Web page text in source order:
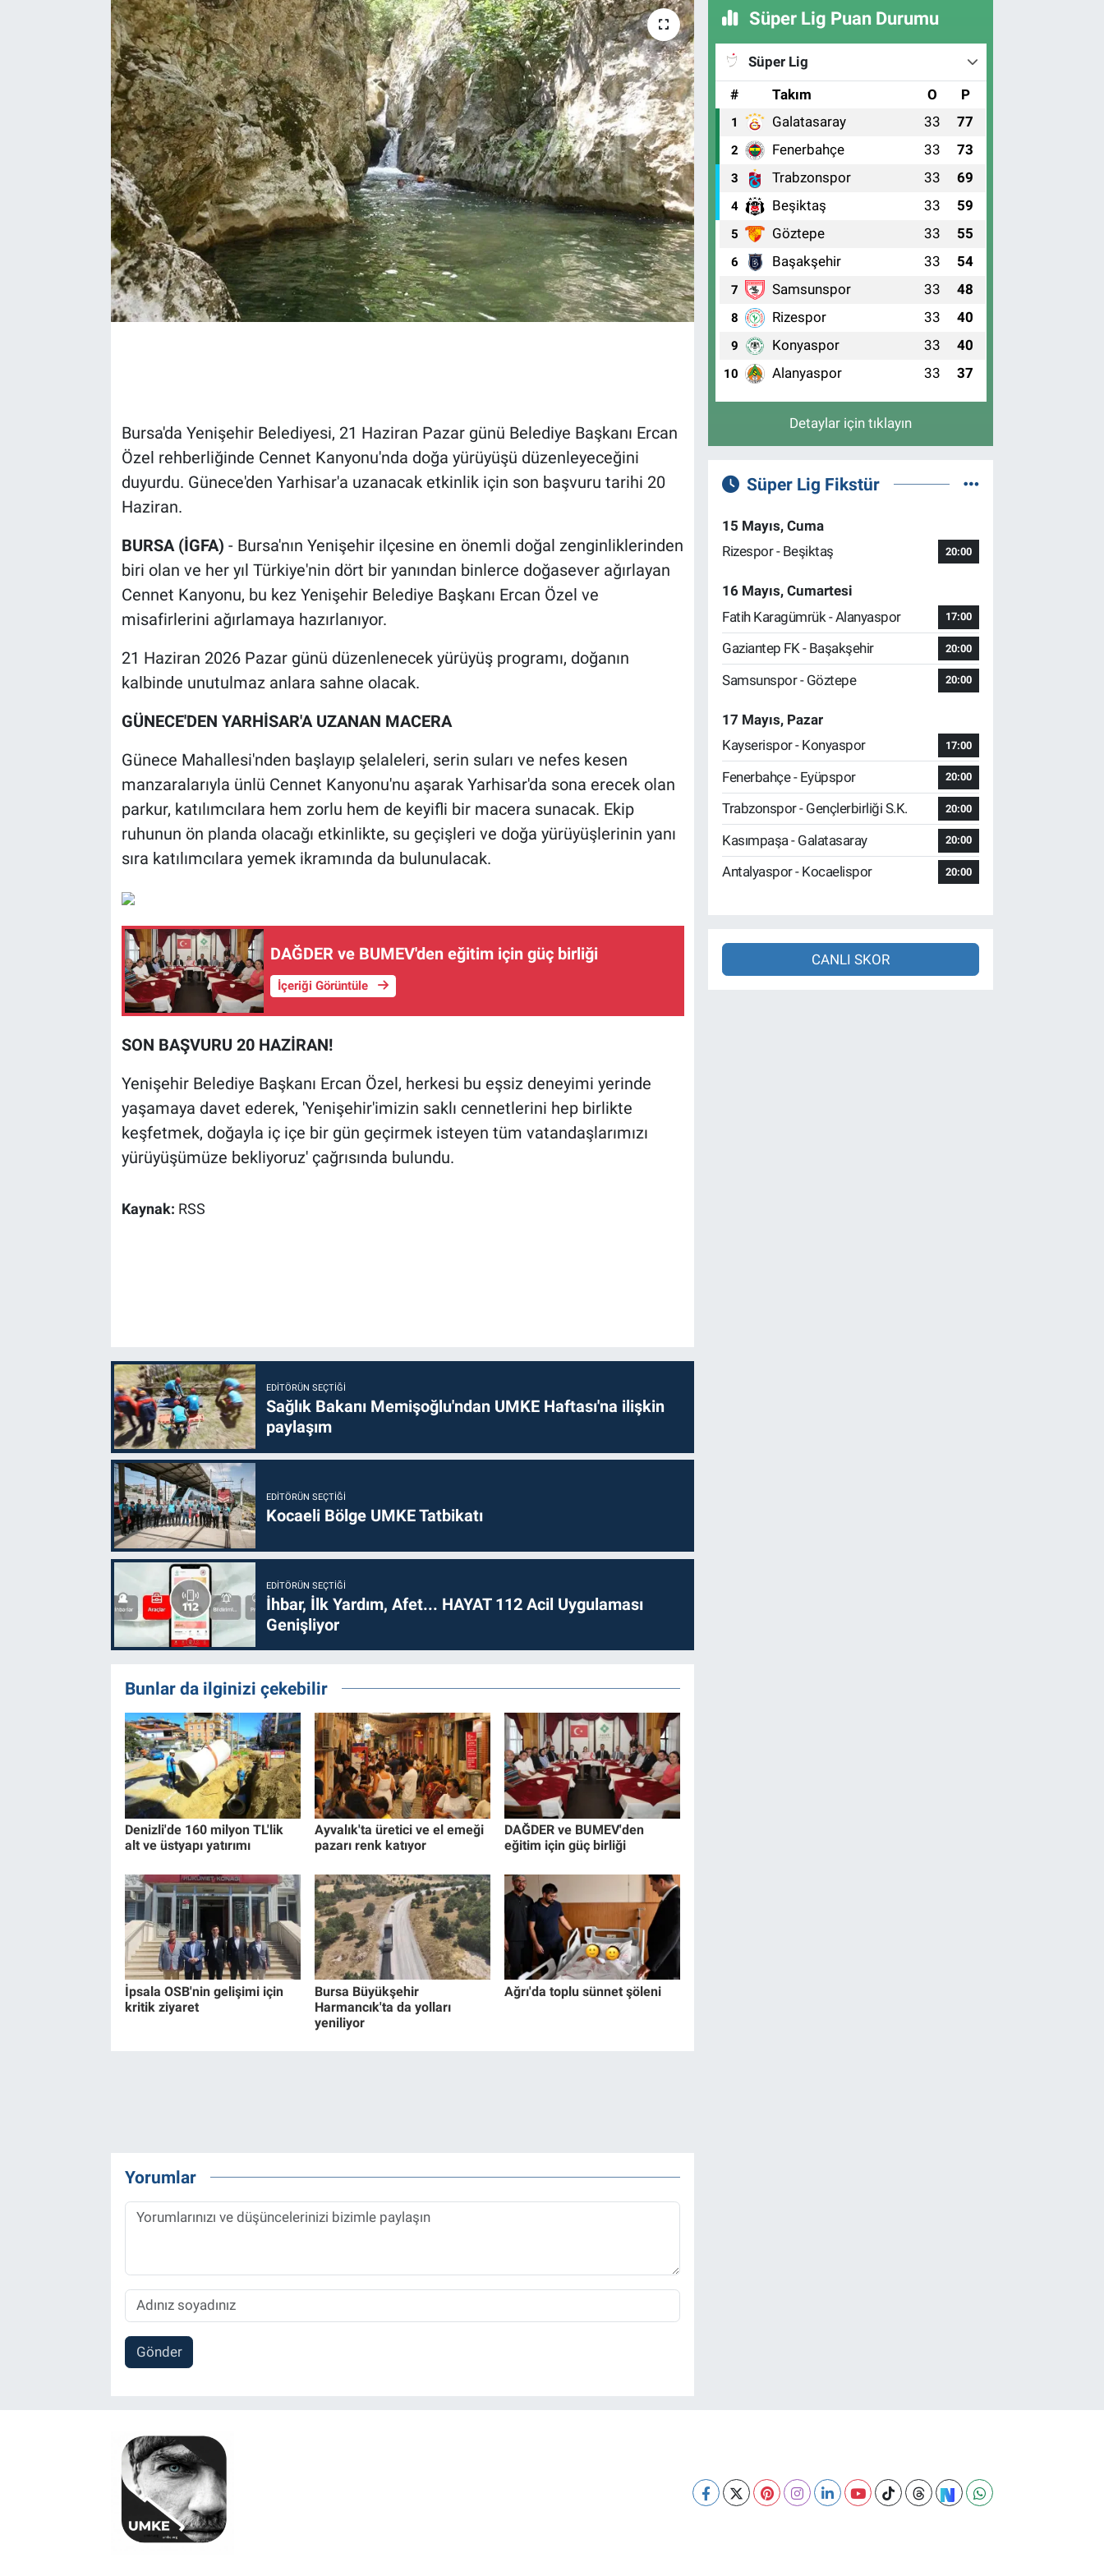
Bursa'da Yenişehir Belediyesi, 21 Haziran Pazar günü Belediye Başkanı Ercan
Özel rehberliğinde Cennet Kanyonu'nda doğa yürüyüşü düzenleyeceğini
duyurdu. Günece'den Yarhisar'a uzanacak etkinlik için son başvuru tarihi 20
Haziran.
BURSA (İGFA) - Bursa'nın Yenişehir ilçesine en önemli doğal zenginliklerinden
biri olan ve her yıl Türkiye'nin dört bir yanından binlerce doğasever ağırlayan
Cennet Kanyonu, bu kez Yenişehir Belediye Başkanı Ercan Özel ve
misafirlerini ağırlamaya hazırlanıyor.
21 Haziran 2026 Pazar günü düzenlenecek yürüyüş programı, doğanın
kalbinde unutulmaz anlara sahne olacak.
GÜNECE'DEN YARHİSAR'A UZANAN MACERA
Günece Mahallesi'nden başlayıp şelaleleri, serin suları ve nefes kesen
manzaralarıyla ünlü Cennet Kanyonu'nu aşarak Yarhisar'da sona erecek olan
parkur, katılımcılara hem zorlu hem de keyifli bir macera sunacak. Ekip
ruhunun ön planda olacağı etkinlikte, su geçişleri ve doğa yürüyüşlerinin yanı
sıra katılımcılara yemek ikramında da bulunulacak.
DAĞDER ve BUMEV'den eğitim için güç birliği
İçeriği Görüntüle
SON BAŞVURU 20 HAZİRAN!
Yenişehir Belediye Başkanı Ercan Özel, herkesi bu eşsiz deneyimi yerinde
yaşamaya davet ederek, 'Yenişehir'imizin saklı cennetlerini hep birlikte
keşfetmek, doğayla iç içe bir gün geçirmek isteyen tüm vatandaşlarımızı
yürüyüşümüze bekliyoruz' çağrısında bulundu.
Kaynak: RSS
EDITÖRÜN SEÇTIĞI
Sağlık Bakanı Memişoğlu'ndan UMKE Haftası'na ilişkin
paylaşım
EDITÖRÜN SEÇTIĞI
Kocaeli Bölge UMKE Tatbikatı
EDITÖRÜN SEÇTIĞI
İhbar, İlk Yardım, Afet... HAYAT 112 Acil Uygulaması
Genişliyor
Bunlar da ilginizi çekebilir
Denizli'de 160 milyon TL'lik
alt ve üstyapı yatırımı
Ayvalık'ta üretici ve el emeği
pazarı renk katıyor
DAĞDER ve BUMEV'den
eğitim için güç birliği
İpsala OSB'nin gelişimi için
kritik ziyaret
Bursa Büyükşehir
Harmancık'ta da yolları
yeniliyor
Ağrı'da toplu sünnet şöleni
Yorumlar
Gönder
Süper Lig Puan Durumu
Süper Lig
#
Takım O P
1 Galatasaray 33 77
2 Fenerbahçe 33 73
3 Trabzonspor 33 69
4 Beşiktaş 33 59
5 Göztepe 33 55
6 Başakşehir 33 54
7 Samsunspor 33 48
8 Rizespor 33 40
9 Konyaspor 33 40
10 Alanyaspor 33 37
Detaylar için tıklayın
Süper Lig Fikstür
15 Mayıs, Cuma
Rizespor - Beşiktaş
20:00
16 Mayıs, Cumartesi
Fatih Karagümrük - Alanyaspor
17:00
Gaziantep FK - Başakşehir 20:00
Samsunspor - Göztepe 20:00
17 Mayıs, Pazar
Kayserispor - Konyaspor
17:00
Fenerbahçe - Eyüpspor 20:00
Trabzonspor - Gençlerbirliği S.K. 20:00
Kasımpaşa - Galatasaray 20:00
Antalyaspor - Kocaelispor 20:00
CANLI SKOR